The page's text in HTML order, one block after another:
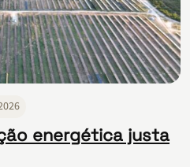
energética justa